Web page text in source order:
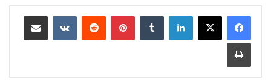
لينكدإن بينتيريست مشاركة عبر البريد
طباعة